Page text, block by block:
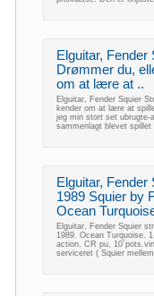
Elguitar,
Drømmer du,
om at lære at ..
Elguitar, Fender Squier
kender om at lære at
jeg min stort set ubrugte-
sammenlagt blevet
Elguitar,
1989 Squier by
Ocean
Elguitar, Fender Squier
1989. Ocean Turquoise.
action. CR pu,
serviceret ( Squier